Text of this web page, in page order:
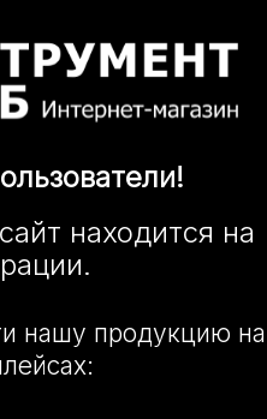
находится на
нашу продукцию на